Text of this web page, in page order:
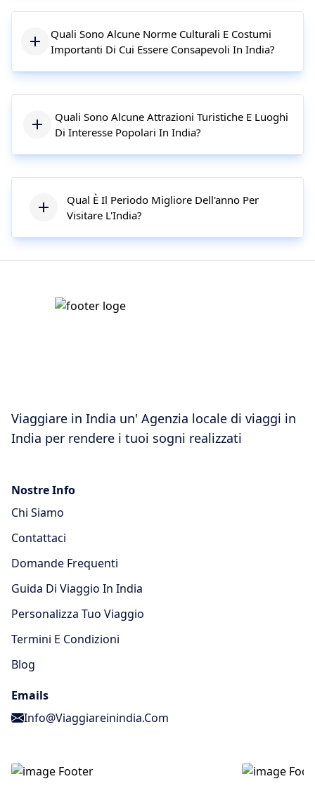
Quali Sono Alcune Norme Culturali E Costumi
Importanti Di Cui Essere Consapevoli In India?
Quali Sono Alcune Attrazioni Turistiche E Luoghi
Di Interesse Popolari In India?
Qual È Il Periodo Migliore Dell'anno Per
Visitare L'India?
Viaggiare in India un' Agenzia locale di viaggi in
India per rendere i tuoi sogni realizzati
Nostre Info
Chi Siamo
Contattaci
Domande Frequenti
Guida Di Viaggio In India
Personalizza Tuo Viaggio
Termini E Condizioni
Blog
Emails
Info@viaggiareinindia.com